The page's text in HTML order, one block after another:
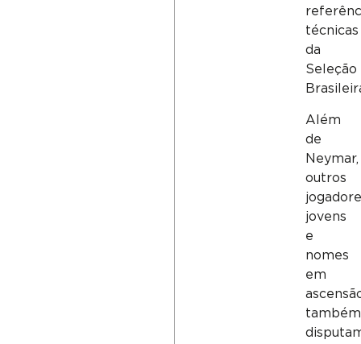
técnicas
da
Seleção
Além
de
Neymar,
outros
jovens
e
nomes
em
também